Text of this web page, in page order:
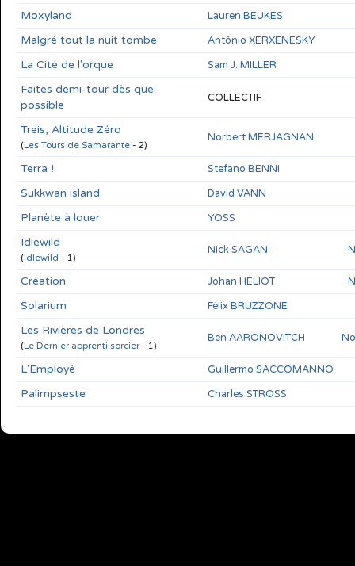
Moxyland Lauren BEUKES
Malgré tout la nuit tombe Antônio XERXENESKY
La Cité de l'orque Sam J. MILLER
Faites demi-tour dès que
possible
COLLECTIF
Treis, Altitude Zéro
(Les Tours de Samarante - 2)
Norbert MERJAGNAN
Terra ! Stefano BENNI
Sukkwan island David VANN
Planète à louer YOSS
Idlewild
(Idlewild - 1)
Nick SAGAN
Création Johan HELIOT
Solarium Félix BRUZZONE
Les Rivières de Londres
(Le Dernier apprenti sorcier- 1)
Ben AARONOVITCH
L'Employé Guillermo SACCOMANNO
Palimpseste Charles STROSS